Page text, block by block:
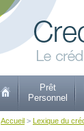
Prêt
Personnel
Accueil > Lexique du